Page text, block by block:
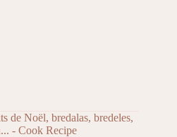
de Noël, bredalas, bredeles,
- Cook Recipe